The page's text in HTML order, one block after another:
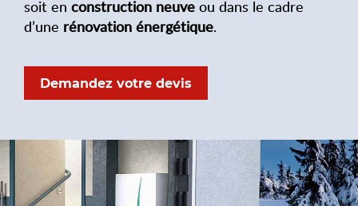
soit en construction neuve ou dans le cadre
d’une rénovation énergétique.
Demandez votre devis